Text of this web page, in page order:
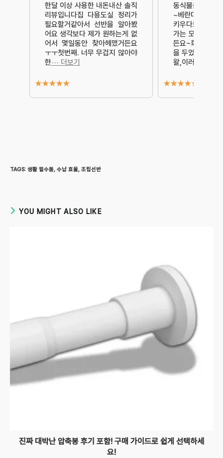
한달 이상 사용한 내돈내산 솔직
리뷰입니다집 다용도실 정리가
필요할거같아서 선반을 알아봤
어요 생각보다 제가 원하는게 없
어서 몇일동안 찾아헤맸거든요
ㅜㅜ첫번째. 너무 무겁지 않아야
한⋯ 더보기
★★★★★
동식물을 좋아
~베란다 없는
키우다보니햇
가는 모두 반려
든요~화장실
을 두었으니 말
왈,이러
★★★★★
TAGS: 생활 필수품, 수납 효율, 조립선반
YOU MIGHT ALSO LIKE
진짜 대박난 압축봉 후기 포함! 구매 가이드로 쉽게 선택하세
요!